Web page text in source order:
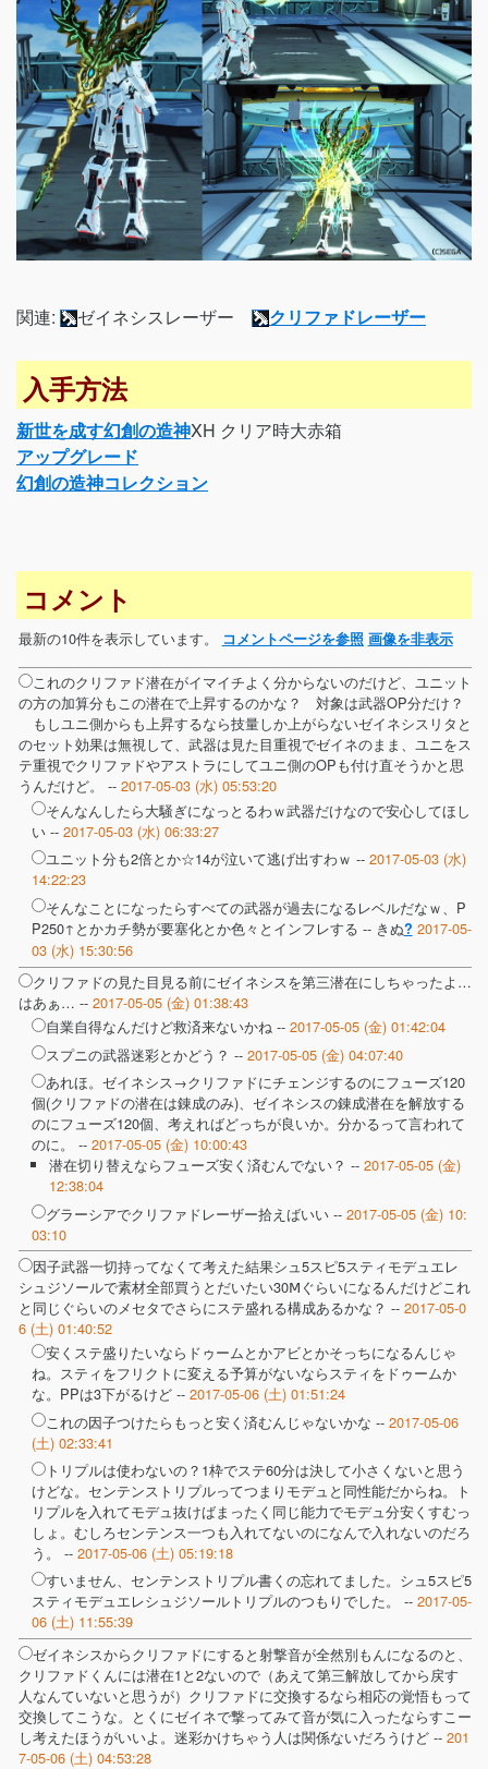
関連: ゼイネシスレーザー クリファドレーザー
入手方法
新世を成す幻創の造神XH クリア時大赤箱
アップグレード
幻創の造神コレクション
コメント
最新の10件を表示しています。 コメントページを参照 画像を非表示
これのクリファド潜在がイマイチよく分からないのだけど、ユニット
の方の加算分もこの潜在で上昇するのかな？ 対象は武器OP分だけ？
もしユニ側からも上昇するなら技量しか上がらないゼイネシスリタと
のセット効果は無視して、武器は見た目重視でゼイネのまま、ユニをス
テ重視でクリファドやアストラにしてユニ側のOPも付け直そうかと思
うんだけど。 -- 2017-05-03 (水) 05:53:20
そんなんしたら大騒ぎになっとるわｗ武器だけなので安心してほし
い -- 2017-05-03 (水) 06:33:27
ユニット分も2倍とか☆14が泣いて逃げ出すわｗ -- 2017-05-03 (水)
14:22:23
そんなことになったらすべての武器が過去になるレベルだなｗ、P
P250↑とかカチ勢が要塞化とか色々とインフレする -- きぬ? 2017-05-
03 (水) 15:30:56
クリファドの見た目見る前にゼイネシスを第三潜在にしちゃったよ…
はあぁ… -- 2017-05-05 (金) 01:38:43
自業自得なんだけど救済来ないかね -- 2017-05-05 (金) 01:42:04
スプニの武器迷彩とかどう？ -- 2017-05-05 (金) 04:07:40
あれほ。ゼイネシス→クリファドにチェンジするのにフューズ120
個(クリファドの潜在は錬成のみ)、ゼイネシスの錬成潜在を解放する
のにフューズ120個、考えればどっちが良いか。分かるって言われて
のに。 -- 2017-05-05 (金) 10:00:43
潜在切り替えならフューズ安く済むんでない？ -- 2017-05-05 (金)
12:38:04
グラーシアでクリファドレーザー拾えばいい -- 2017-05-05 (金) 10:
03:10
因子武器一切持ってなくて考えた結果シュ5スピ5スティモデュエレ
シュジソールで素材全部買うとだいたい30Ⅿぐらいになるんだけどこれ
と同じぐらいのメセタでさらにステ盛れる構成あるかな？ -- 2017-05-0
6 (土) 01:40:52
安くステ盛りたいならドゥームとかアビとかそっちになるんじゃ
ね。スティをフリクトに変える予算がないならスティをドゥームか
な。PPは3下がるけど -- 2017-05-06 (土) 01:51:24
これの因子つけたらもっと安く済むんじゃないかな -- 2017-05-06
(土) 02:33:41
トリプルは使わないの？1枠でステ60分は決して小さくないと思う
けどな。センテンストリプルってつまりモデュと同性能だからね。ト
リプルを入れてモデュ抜けばまったく同じ能力でモデュ分安くすむっ
しょ。むしろセンテンス一つも入れてないのになんで入れないのだろ
う。 -- 2017-05-06 (土) 05:19:18
すいません、センテンストリプル書くの忘れてました。シュ5スピ5
スティモデュエレシュジソールトリプルのつもりでした。 -- 2017-05-
06 (土) 11:55:39
ゼイネシスからクリファドにすると射撃音が全然別もんになるのと、
クリファドくんには潜在1と2ないので（あえて第三解放してから戻す
人なんていないと思うが）クリファドに交換するなら相応の覚悟もって
交換してこうな。とくにゼイネで撃ってみて音が気に入ったならすこー
し考えたほうがいいよ。迷彩かけちゃう人は関係ないだろうけど -- 201
7-05-06 (土) 04:53:28